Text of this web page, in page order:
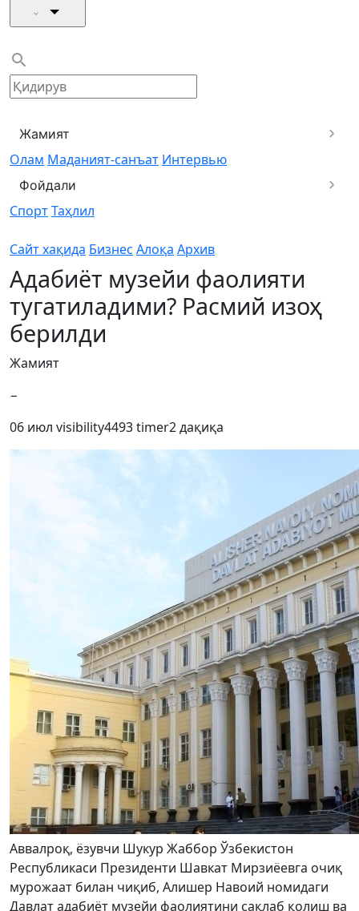
Жамият
Олам Маданият-санъат Интервью
Фойдали
СпортТаҳлил
Сайт хақида Бизнес Алоқа Архив
Адабиёт музейи фаолияти
тугатиладими? Расмий изоҳ
берилди
Жамият
−
06 июл visibility4493timer2 дақиқа
Аввалроқ, ёзувчи Шукур Жаббор Ўзбекистон
Республикаси Президенти Шавкат Мирзиёевга очиқ
мурожаат билан чиқиб, Алишер Навоий номидаги
Давлат адабиёт музейи фаолиятини сақлаб қолиш ва